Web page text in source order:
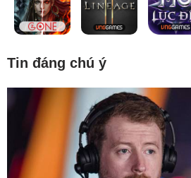
Tin đáng chú ý